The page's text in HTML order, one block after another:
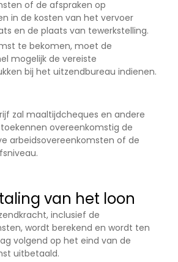
of de afspraken op
in de kosten van het vervoer
en de plaats van tewerkstelling.
te bekomen, moet de
mogelijk de vereiste
bij het uitzendbureau indienen.
zal maaltijdcheques en andere
overeenkomstig de
arbeidsovereenkomsten of de
van het loon
inclusief de
wordt berekend en wordt ten
volgend op het eind van de
uitbetaald.